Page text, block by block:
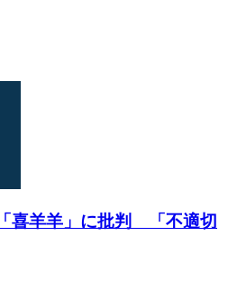
喜羊羊」に批判 「不適切